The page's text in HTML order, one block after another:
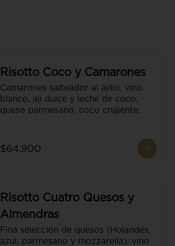
Risotto Coco y Camarones
Camarones salteador al ajillo, vino
blanco, ají dulce y leche de coco,
queso parmesano, coco crujiente.
$64.900
Risotto Cuatro Quesos y
Almendras
Fina selección de quesos (Holandés,
azul, parmesano y mozzarella), vino